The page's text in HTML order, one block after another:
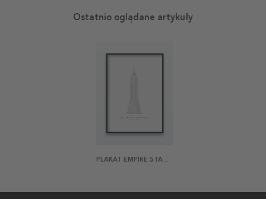
Ostatnio oglądane artykuły
PLAKAT EMPIRE STATE BUILDING